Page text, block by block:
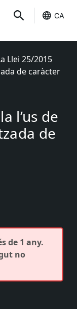
CA
Llei 25/2015
de caràcter
l’us de
de
de 1 any.
no